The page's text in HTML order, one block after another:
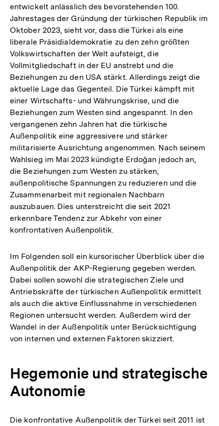
entwickelt anlässlich des bevorstehenden 100.
Jahrestages der Gründung der türkischen Republik im
Oktober 2023, sieht vor, dass die Türkei als eine
liberale Präsidialdemokratie zu den zehn größten
Volkswirtschaften der Welt aufsteigt, die
Vollmitgliedschaft in der EU anstrebt und die
Beziehungen zu den USA stärkt. Allerdings zeigt die
aktuelle Lage das Gegenteil. Die Türkei kämpft mit
einer Wirtschafts- und Währungskrise, und die
Beziehungen zum Westen sind angespannt. In den
vergangenen zehn Jahren hat die türkische
Außenpolitik eine aggressivere und stärker
militarisierte Ausrichtung angenommen. Nach seinem
Wahlsieg im Mai 2023 kündigte Erdoğan jedoch an,
die Beziehungen zum Westen zu stärken,
außenpolitische Spannungen zu reduzieren und die
Zusammenarbeit mit regionalen Nachbarn
auszubauen. Dies unterstreicht die seit 2021
erkennbare Tendenz zur Abkehr von einer
konfrontativen Außenpolitik.
Im Folgenden soll ein kursorischer Überblick über die
Außenpolitik der AKP-Regierung gegeben werden.
Dabei sollen sowohl die strategischen Ziele und
Antriebskräfte der türkischen Außenpolitik ermittelt
als auch die aktive Einflussnahme in verschiedenen
Regionen untersucht werden. Außerdem wird der
Wandel in der Außenpolitik unter Berücksichtigung
von internen und externen Faktoren skizziert.
Hegemonie und strategische
Autonomie
Die konfrontative Außenpolitik der Türkei seit 2011 ist